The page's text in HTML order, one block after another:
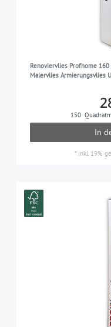
Renoviervlies Profhome
Malervlies Armierungsvlies
150
In
* inkl. 19%